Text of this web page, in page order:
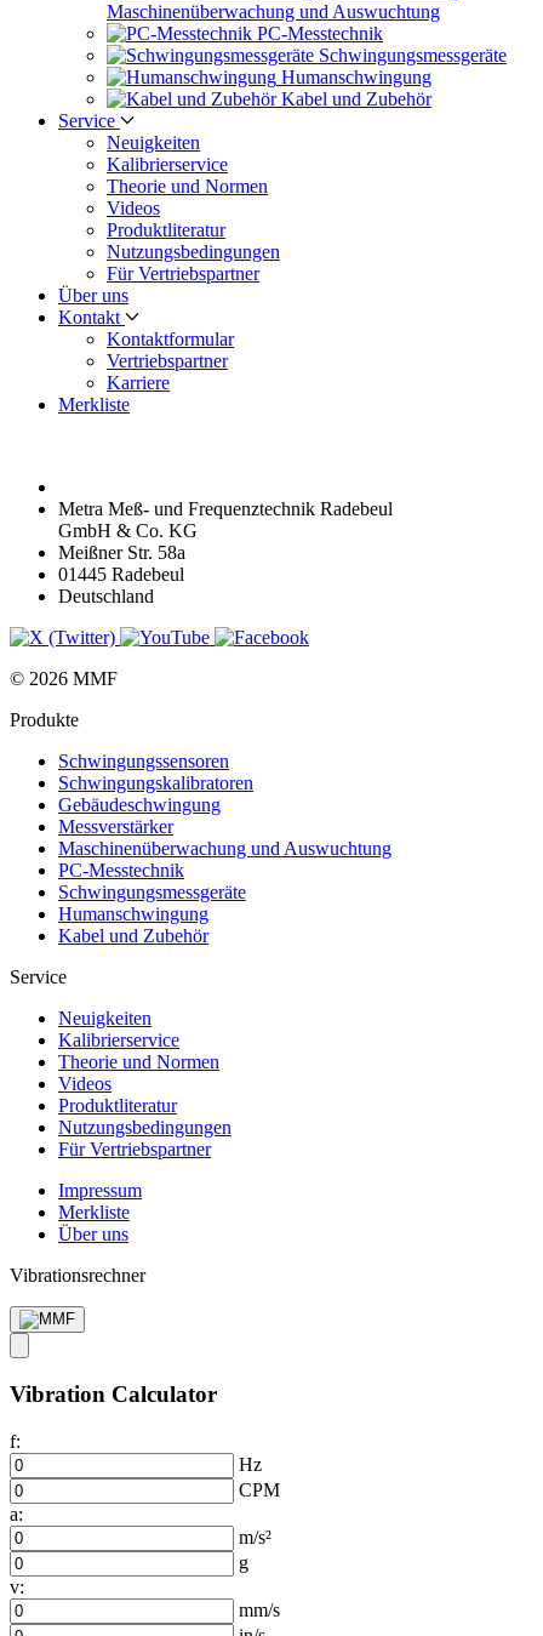
Maschinen­überwachung und Auswuchtung
PC-Messtechnik
Schwingungs­messgeräte
Human­schwingung
Kabel und Zubehör
Service
Neuigkeiten
Kalibrier­service
Theorie und Normen
Videos
Produkt­literatur
Nutzungs­bedingungen
Für Vertriebs­partner
Über uns
Kontakt
Kontaktformular
Vertriebs­partner
Karriere
Merkliste
Metra Meß- und Frequenztechnik Radebeul
GmbH & Co. KG
Meißner Str. 58a
01445 Radebeul
Deutschland
© 2026 MMF
Produkte
Schwingungs­sensoren
Schwingungs­kalibratoren
Gebäude­schwingung
Messverstärker
Maschinen­überwachung und Auswuchtung
PC-Messtechnik
Schwingungs­messgeräte
Human­schwingung
Kabel und Zubehör
Service
Neuigkeiten
Kalibrier­service
Theorie und Normen
Videos
Produkt­literatur
Nutzungs­bedingungen
Für Vertriebs­partner
Impressum
Merkliste
Über uns
Vibrationsrechner
Vibration Calculator
f:
Hz
CPM
a:
m/s²
g
v:
mm/s